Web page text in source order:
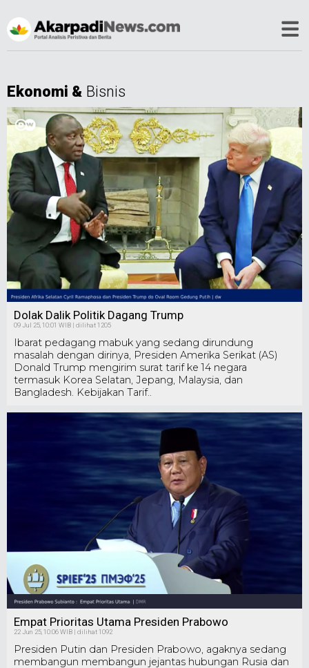
Ekonomi & Bisnis
Dolak Dalik Politik Dagang Trump
09 Jul 25, 10:01 WIB | dilihat 1205
Ibarat pedagang mabuk yang sedang dirundung
masalah dengan dirinya, Presiden Amerika Serikat (AS)
Donald Trump mengirim surat tarif ke 14 negara
termasuk Korea Selatan, Jepang, Malaysia, dan
Bangladesh. Kebijakan Tarif..
Empat Prioritas Utama Presiden Prabowo
22 Jun 25, 10:06 WIB | dilihat 1092
Presiden Putin dan Presiden Prabowo, agaknya sedang
membangun membangun jejantas hubungan Rusia dan